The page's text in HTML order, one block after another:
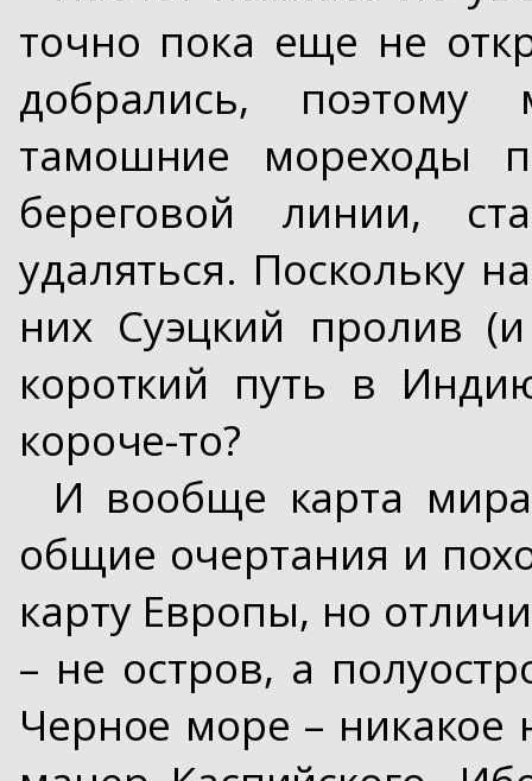
точно пока еще не
добрались,
тамошние мореходы
береговой линии,
удаляться. Поскольку
них Суэцкий пролив
короткий путь в
короче-то?
И вообще карта мира
общие очертания и
карту Европы, но
– не остров, а
Черное море – никакое